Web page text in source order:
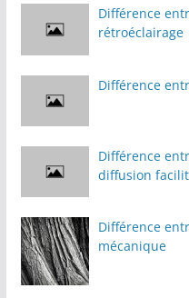
Différence
rétroéclairage
Différence
Différence
diffusion
Différence
mécanique